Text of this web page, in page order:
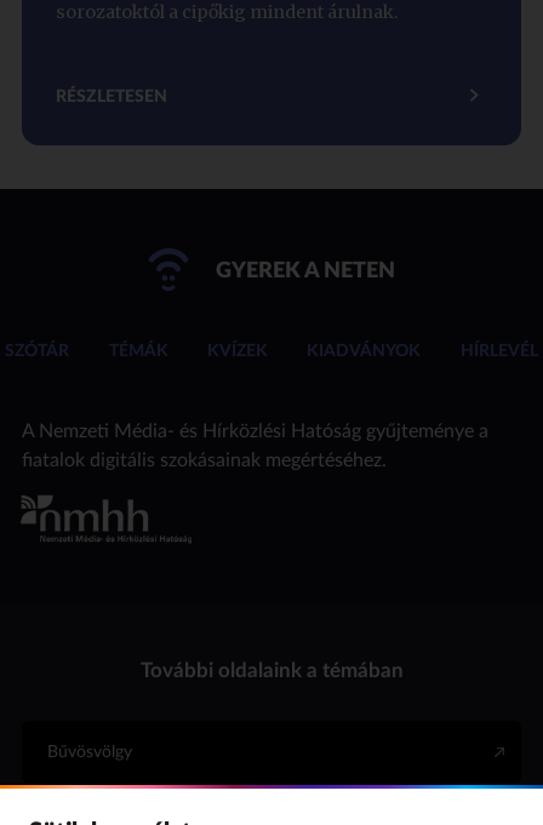
sorozatoktól a cipőkig mindent árulnak.
RÉSZLETESEN
GYEREK A NETEN
SZÓTÁR TÉMÁK KVÍZEK KIADVÁNYOK HÍRLEVÉL
A Nemzeti Média- és Hírközlési Hatóság gyűjteménye a
fiatalok digitális szokásainak megértéséhez.
További oldalaink a témában
Bűvösvölgy